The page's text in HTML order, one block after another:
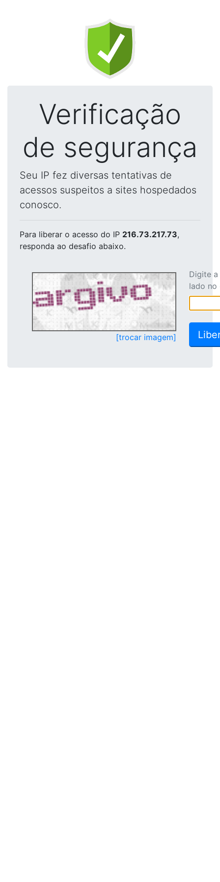
Verificação
de segurança
Seu IP fez diversas tentativas de
acessos suspeitos a sites hospedados
conosco.
Para liberar o acesso do IP 216.73.217.73,
responda ao desafio abaixo.
[trocar imagem]
Digite
lado no